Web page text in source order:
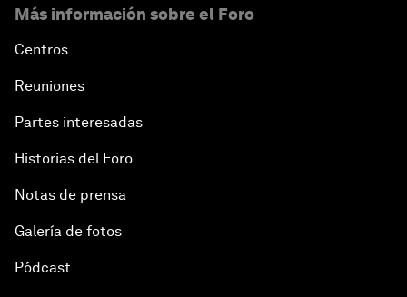
Más información sobre el Foro
Centros
Reuniones
Partes interesadas
Historias del Foro
Notas de prensa
Galería de fotos
Pódcast